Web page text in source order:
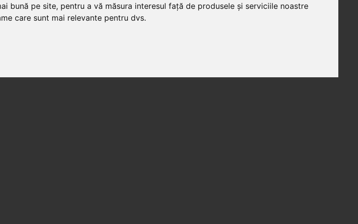
bună pe site, pentru a vă măsura interesul față de produsele și serviciile noastre
care sunt mai relevante pentru dvs.